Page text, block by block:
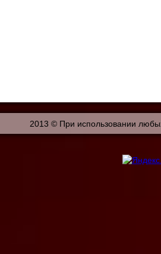
2013 © При использовании